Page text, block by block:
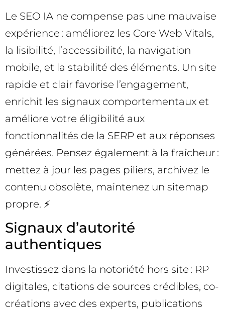
Le SEO IA ne compense pas une mauvaise
expérience : améliorez les Core Web Vitals,
la lisibilité, l’accessibilité, la navigation
mobile, et la stabilité des éléments. Un site
rapide et clair favorise l’engagement,
enrichit les signaux comportementaux et
améliore votre éligibilité aux
fonctionnalités de la SERP et aux réponses
générées. Pensez également à la fraîcheur :
mettez à jour les pages piliers, archivez le
contenu obsolète, maintenez un sitemap
propre. ⚡
Signaux d’autorité
authentiques
Investissez dans la notoriété hors site : RP
digitales, citations de sources crédibles, co-
créations avec des experts, publications